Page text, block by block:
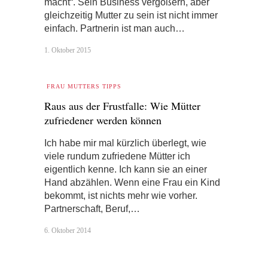
macht“. Sein Business vergößern, aber
gleichzeitig Mutter zu sein ist nicht immer
einfach. Partnerin ist man auch…
1. Oktober 2015
FRAU MUTTERS TIPPS
Raus aus der Frustfalle: Wie Mütter
zufriedener werden können
Ich habe mir mal kürzlich überlegt, wie
viele rundum zufriedene Mütter ich
eigentlich kenne. Ich kann sie an einer
Hand abzählen. Wenn eine Frau ein Kind
bekommt, ist nichts mehr wie vorher.
Partnerschaft, Beruf,…
6. Oktober 2014